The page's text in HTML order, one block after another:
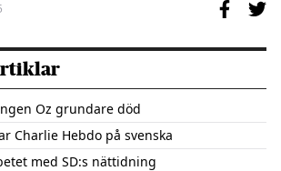
Oz grundare död
Charlie Hebdo på svenska
med SD:s nättidning